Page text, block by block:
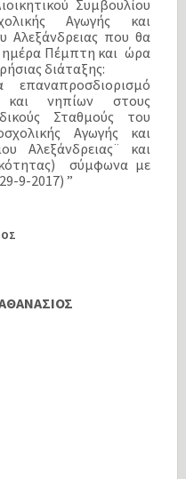
Συμβουλίου
Αγωγής και
Αλεξάνδρειας που θα
ημέρα Πέμπτη και ώρα
διάταξης:
και νηπίων στους
Σταθμούς του
Αγωγής και
Αλεξάνδρειας¨ και
σύμφωνα με
9-2017) ”